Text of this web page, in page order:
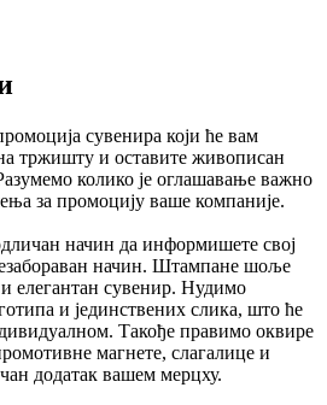
сувенира који ће вам
тржишту и оставите живописан
колико је оглашавање важно
за промоцију ваше компаније.
начин да информишете свој
начин. Штампане шоље
елегантан сувенир. Нудимо
и јединствених слика, што ће
Такође правимо оквире
магнете, слагалице и
додатак вашем мерцху.